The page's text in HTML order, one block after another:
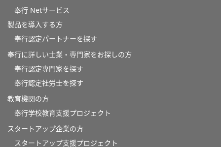
奉行 Netサービス
製品を導入する方
奉行認定パートナーを探す
奉行に詳しい士業・専門家をお探しの方
奉行認定専門家を探す
奉行認定社労士を探す
教育機関の方
奉⾏学校教育⽀援プロジェクト
スタートアップ企業の方
スタートアップ支援プロジェクト